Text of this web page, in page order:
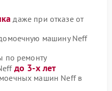
даже при отказе от
машину Neff
по ремонту
до 3-х лет
машин Neff в